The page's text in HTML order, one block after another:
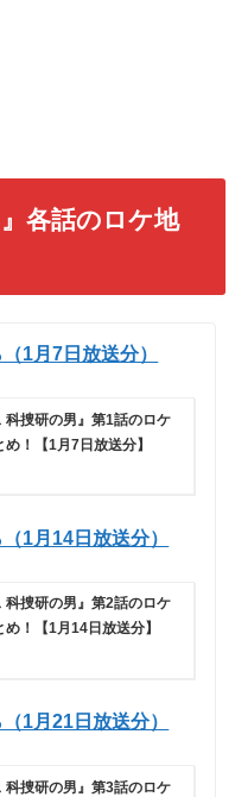
各話のロケ地
1月7日放送分）
科捜研の男』第1話のロケ
！【1月7日放送分】
1月14日放送分）
科捜研の男』第2話のロケ
！【1月14日放送分】
1月21日放送分）
科捜研の男』第3話のロケ